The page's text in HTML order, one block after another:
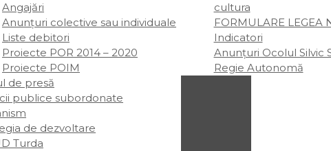
Angajări
Anunțuri colective sau individuale
Liste debitori
Proiecte POR 2014 – 2020
Proiecte POIM
cultura
FORMULARE LEGEA
Indicatori
Anunțuri Ocolul Silvic
Regie Autonomă
de presă
publice subordonate
de dezvoltare
Turda